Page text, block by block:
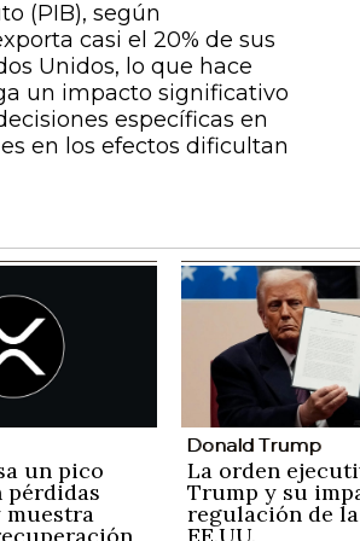
(PIB), según
casi el 20% de sus
Unidos, lo que hace
un impacto significativo
específicas en
en los efectos dificultan
un pico
muestra
Donald Trump
La orden
Trump y su
regulación de